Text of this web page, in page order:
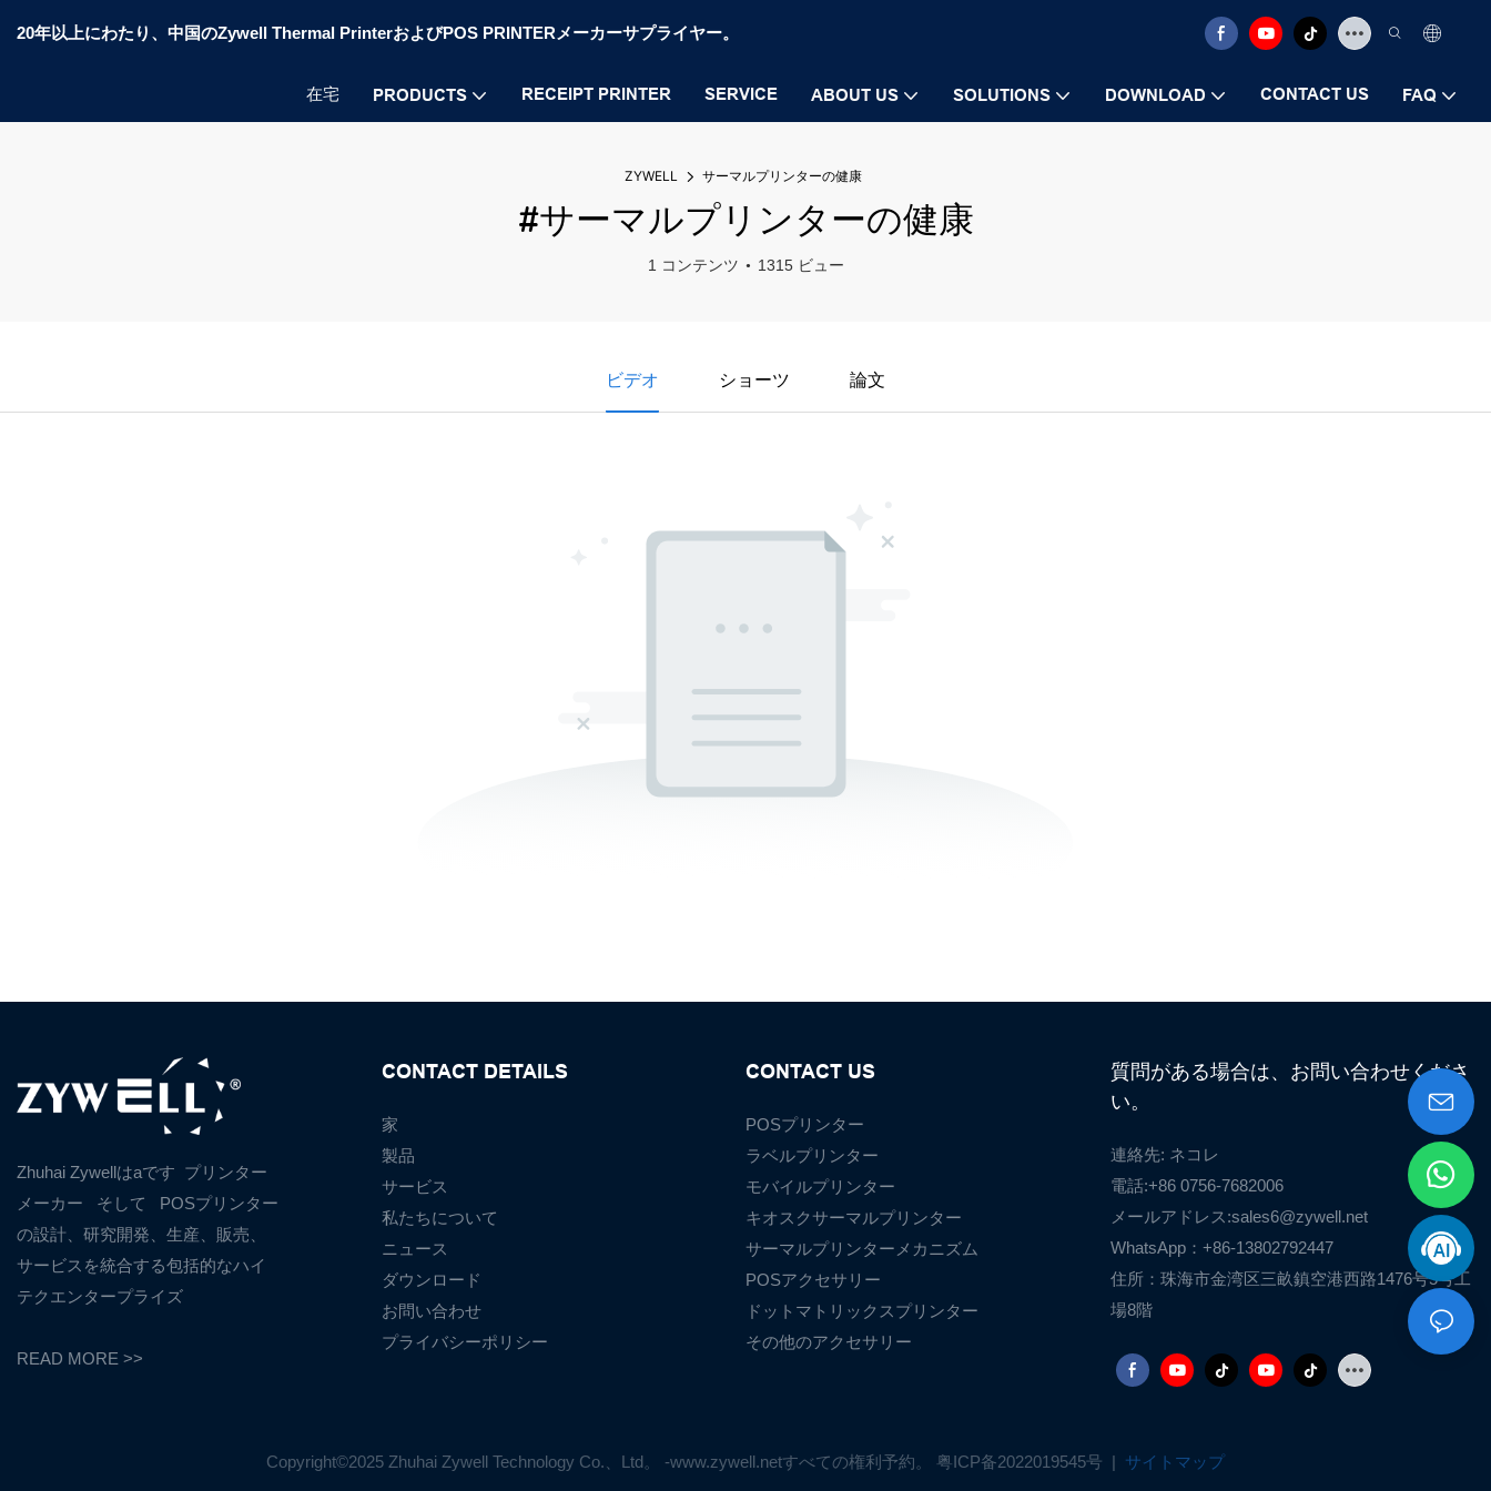
20年以上にわたり、中国のZywell Thermal PrinterおよびPOS PRINTERメーカーサプライヤー。
在宅 PRODUCTS RECEIPT PRINTER SERVICE ABOUT US SOLUTIONS DOWNLOAD CONTACT US FAQ
ZYWELL サーマルプリンターの健康
#サーマルプリンターの健康
1 コンテンツ 1315 ビュー
ビデオ ショーツ 論文
Zhuhai Zywellはaです プリンター
メーカー
そして
POSプリンター
の設計、研究開発、生産、販売、
サービスを統合する包括的なハイ
テクエンタープライズ
READ MORE >>
CONTACT DETAILS
家
製品
サービス
私たちについて
ニュース
ダウンロード
お問い合わせ
プライバシーポリシー
CONTACT US
POSプリンター
ラベルプリンター
モバイルプリンター
キオスクサーマルプリンター
サーマルプリンターメカニズム
POSアクセサリー
ドットマトリックスプリンター
その他のアクセサリー
質問がある場合は、お問い合わせくださ
い。
連絡先: ネコレ
電話:+86 0756-7682006
メールアドレス:sales6@zywell.net
WhatsApp：+86-13802792447
住所：珠海市金湾区三畝鎮空港西路1476号5号工
場8階
Copyright©2025 Zhuhai Zywell Technology Co.、Ltd。 -www.zywell.netすべての権利予約。 粤ICP备2022019545号 | サイトマップ